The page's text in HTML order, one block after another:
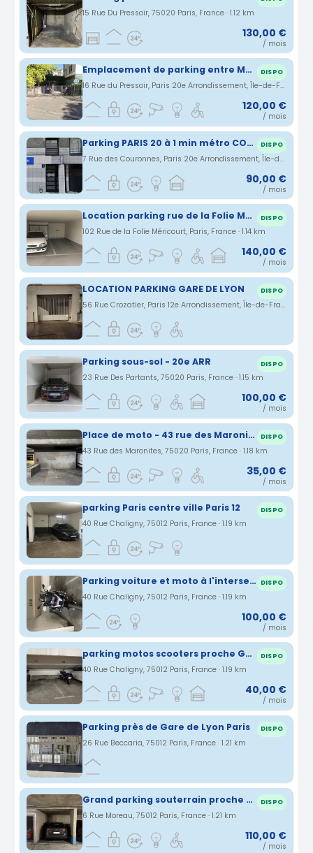
15 Rue Du Pressoir, 75020 Paris, France · 1.12 km
130,00 €
/ mois
Emplacement de parking entre Ménilmontant et Couronnes. DISPO
16 Rue du Pressoir, Paris 20e Arrondissement, Île-de-France, France · 1.12 km
120,00 €
/ mois
Parking PARIS 20 à 1 min métro COURONNES DISPO
7 Rue des Couronnes, Paris 20e Arrondissement, Île-de-France, France · 1.13 km
90,00 €
/ mois
Location parking rue de la Folie Méricourt à Paris (75) DISPO
102 Rue de la Folie Méricourt, Paris, France · 1.14 km
140,00 €
/ mois
LOCATION PARKING GARE DE LYON DISPO
56 Rue Crozatier, Paris 12e Arrondissement, Île-de-France, France · 1.15 km
Parking sous-sol - 20e ARR DISPO
23 Rue Des Partants, 75020 Paris, France · 1.15 km
100,00 €
/ mois
Place de moto - 43 rue des Maronites (20eme) – Parking sécurisé DISPO
43 Rue des Maronites, 75020 Paris, France · 1.18 km
35,00 €
/ mois
parking Paris centre ville Paris 12 DISPO
40 Rue Chaligny, 75012 Paris, France · 1.19 km
Parking voiture et moto à l'intersection Faidherbe/Chaligny 75012 DISPO
40 Rue Chaligny, 75012 Paris, France · 1.19 km
100,00 €
/ mois
parking motos scooters proche Gare de Lyon DISPO
40 Rue Chaligny, 75012 Paris, France · 1.19 km
40,00 €
/ mois
Parking près de Gare de Lyon Paris DISPO
26 Rue Beccaria, 75012 Paris, France · 1.21 km
Grand parking souterrain proche Bastille/Gare de Lyon DISPO
6 Rue Moreau, 75012 Paris, France · 1.21 km
110,00 €
/ mois